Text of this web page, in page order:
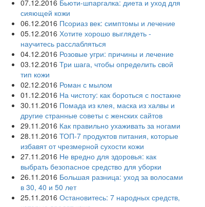
07.12.2016 Бьюти-шпаргалка: диета и уход для
сияющей кожи
06.12.2016 Псориаз век: симптомы и лечение
05.12.2016 Хотите хорошо выглядеть -
научитесь расслабляться
04.12.2016 Розовые угри: причины и лечение
03.12.2016 Три шага, чтобы определить свой
тип кожи
02.12.2016 Роман с мылом
01.12.2016 На чистоту: как бороться с постакне
30.11.2016 Помада из клея, маска из халвы и
другие странные советы с женских сайтов
29.11.2016 Как правильно ухаживать за ногами
28.11.2016 ТОП-7 продуктов питания, которые
избавят от чрезмерной сухости кожи
27.11.2016 Не вредно для здоровья: как
выбрать безопасное средство для уборки
26.11.2016 Большая разница: уход за волосами
в 30, 40 и 50 лет
25.11.2016 Остановитесь: 7 народных средств,